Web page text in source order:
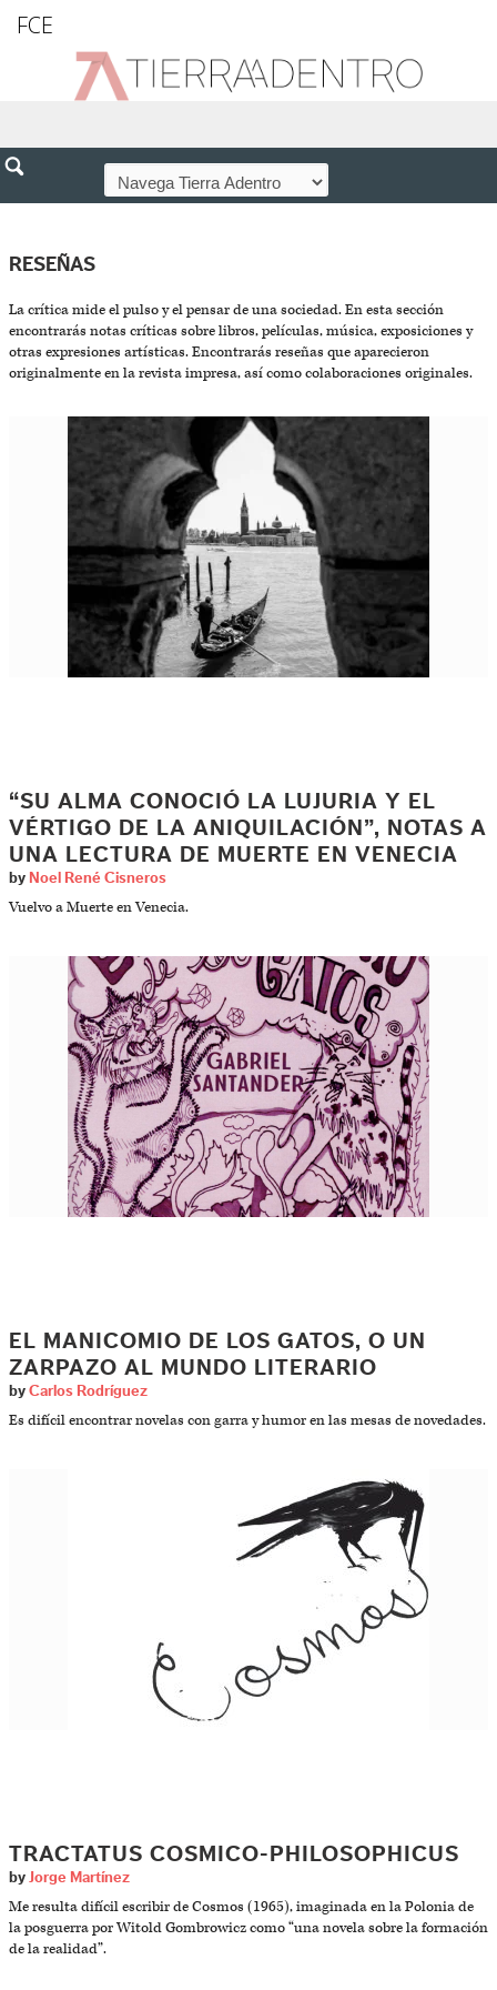
FCE
RESEÑAS
La crítica mide el pulso y el pensar de una sociedad. En esta sección
encontrarás notas críticas sobre libros, películas, música, exposiciones y
otras expresiones artísticas. Encontrarás reseñas que aparecieron
originalmente en la revista impresa, así como colaboraciones originales.
“SU ALMA CONOCIÓ LA LUJURIA Y EL
VÉRTIGO DE LA ANIQUILACIÓN”, NOTAS A
UNA LECTURA DE MUERTE EN VENECIA
by Noel René Cisneros
Vuelvo a Muerte en Venecia.
EL MANICOMIO DE LOS GATOS, O UN
ZARPAZO AL MUNDO LITERARIO
by Carlos Rodríguez
Es difícil encontrar novelas con garra y humor en las mesas de novedades.
TRACTATUS COSMICO-PHILOSOPHICUS
by Jorge Martínez
Me resulta difícil escribir de Cosmos (1965), imaginada en la Polonia de
la posguerra por Witold Gombrowicz como “una novela sobre la formación
de la realidad”.